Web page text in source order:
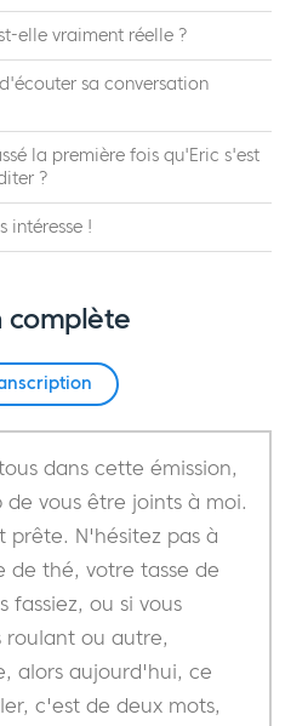
elle vraiment réelle ?
sa conversation
la première fois qu'Eric s'est
?
intéresse !
complète
dans cette émission,
vous être joints à moi.
prête. N'hésitez pas à
de thé, votre tasse de
fassiez, ou si vous
roulant ou autre,
alors aujourd'hui, ce
c'est de deux mots,